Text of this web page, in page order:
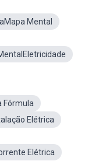
Mental
Fórmula
Elétrica
Elétrica